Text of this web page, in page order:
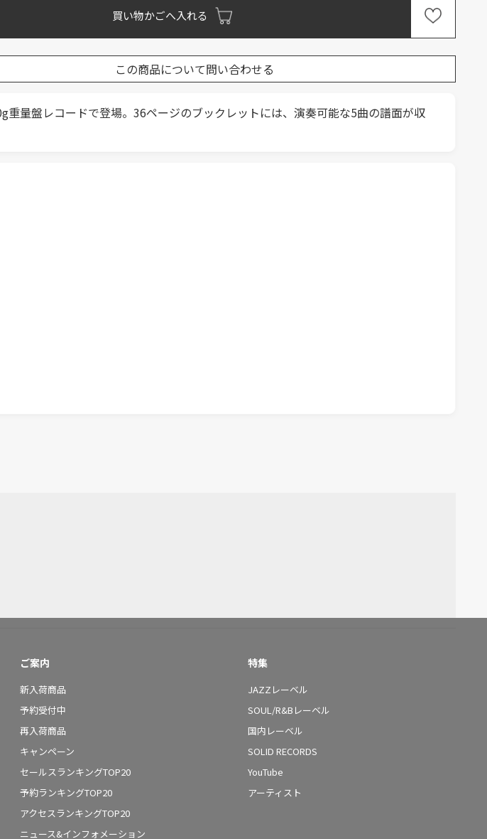
買い物かごへ入れる
この商品について問い合わせる
量盤レコードで登場。36ページのブックレットには、演奏可能な5曲の譜面が収
ご案内
新入荷商品
予約受付中
再入荷商品
キャンペーン
セールスランキングTOP20
予約ランキングTOP20
アクセスランキングTOP20
ニュース&インフォメーション
特集
JAZZレーベル
SOUL/R&Bレーベル
国内レーベル
SOLID RECORDS
YouTube
アーティスト